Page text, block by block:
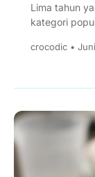
Lima tahun
kategori
crocodic •